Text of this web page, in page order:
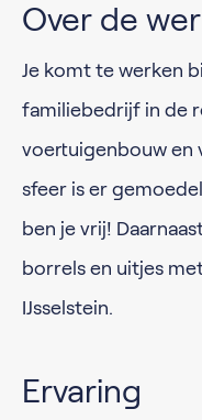
Over de
Je komt te werken
familiebedrijf in de
voertuigenbouw en
sfeer is er
ben je vrij!
borrels en uitjes
IJsselstein.
Ervaring